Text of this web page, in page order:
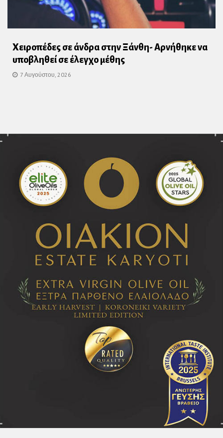
Χειροπέδες σε άνδρα στην Ξάνθη- Αρνήθηκε να
υποβληθεί σε έλεγχο μέθης
7 Αυγούστου, 2026